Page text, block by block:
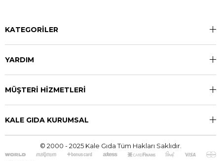
KATEGORİLER
YARDIM
MÜŞTERİ HİZMETLERİ
KALE GIDA KURUMSAL
© 2000 - 2025 Kale Gıda Tüm Hakları Saklıdır.